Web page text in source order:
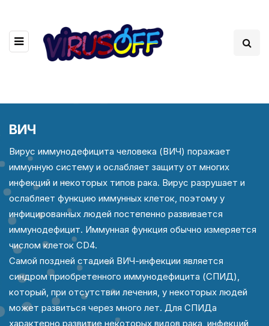
ВИЧ
Вирус иммунодефицита человека (ВИЧ) поражает
иммунную систему и ослабляет защиту от многих
инфекций и некоторых типов рака. Вирус разрушает и
ослабляет функцию иммунных клеток, поэтому у
инфицированных людей постепенно развивается
иммунодефицит. Иммунная функция обычно измеряется
числом клеток CD4.
Самой поздней стадией ВИЧ-инфекции является
синдром приобретенного иммунодефицита (СПИД),
который, при отсутствии лечения, у некоторых людей
может развиться через много лет. Для СПИДа
характерно развитие некоторых видов рака, инфекций